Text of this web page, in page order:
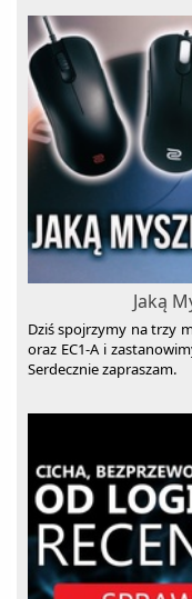
Jaką
Dziś spojrzymy na trzy
oraz EC1-A i
Serdecznie zapraszam.